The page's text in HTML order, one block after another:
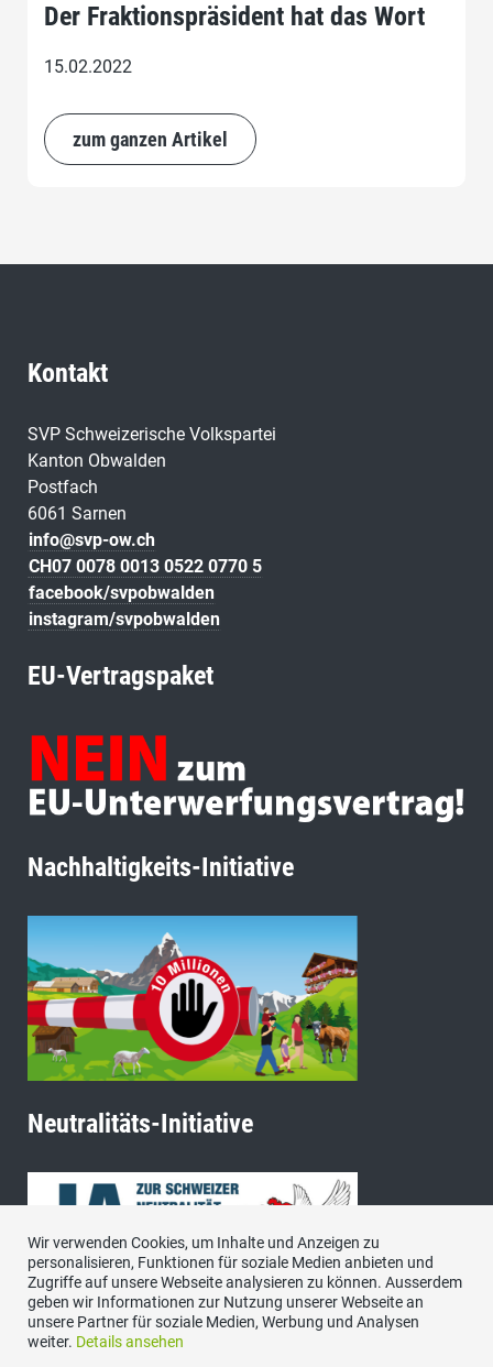
Der Fraktionspräsident hat das Wort
15.02.2022
zum ganzen Artikel
Kontakt
SVP Schweizerische Volkspartei
Kanton Obwalden
Postfach
6061 Sarnen
info@svp-ow.ch
CH07 0078 0013 0522 0770 5
facebook/svpobwalden
instagram/svpobwalden
EU-Vertragspaket
Nachhaltigkeits-Initiative
Neutralitäts-Initiative
Wir verwenden Cookies, um Inhalte und Anzeigen zu
personalisieren, Funktionen für soziale Medien anbieten und
Zugriffe auf unsere Webseite analysieren zu können. Ausserdem
geben wir Informationen zur Nutzung unserer Webseite an
unsere Partner für soziale Medien, Werbung und Analysen
weiter. Details ansehen